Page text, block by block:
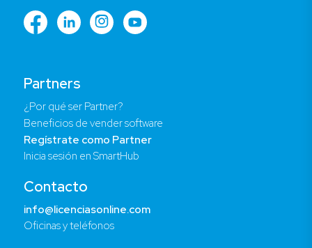
Partners
¿Por qué ser Partner?
Beneficios de vender software
Regístrate como Partner
Inicia sesión en SmartHub
Contacto
info@licenciasonline.com
Oficinas y teléfonos